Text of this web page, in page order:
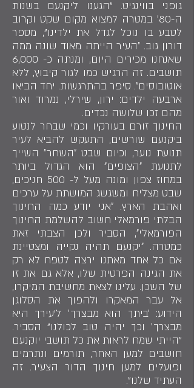
גופני בווינגיט. "הגענו ליקנעם בשנות
ה-80׳ במטרה למצוא מקום שקט וקרוב
לטבע בו נוכל לגדל את ילדינו", מספר
דורון גוב. ״העיר הייתה מאוד שונה ממה
שאנחנו מכירים היום, ומנתה כ- 6,000
תושבים. זה הרגיש כמו לגור קיבוץ, ללא
אוטובוסים״. סיפר בהתרגשות. יחד הביאו
ארבעה ילדים: ירון, שירלי, נמרוד ואור
מהם זכו שלושה נכדים.
החינוך זורם בעורקיו וכמי שבחר לנטוע
ביקנעם שורשים, התעקש להביא לעיר
תנועת נוער, וכיום שבט ״השחר״ השייך
לתנועת ״הצופים״ הוא הגדול ביותר
במחוז צפון ומונה מעל ל- 500 חניכים,
שבט מצליח ומשגשג המושתת על ערכים
ואהבת הארץ. ״אני יודע כמה החינוך
הבלתי פורמאלי חשוב להשלמת החינוך
הפורמאלי״, הסביר ולכן הצבתי זאת
כמטרה. ״יקנעם תהיה נקייה ומצטיינת
אם כל אחד מאתנו ירצה לטפח לא רק
את הגינה הפרטית שלו, אלא גם את זו
של השכן. עלינו לצאת מחשיבת המיקרו,
אל עבר המאקרו ולהפוך את הסלוגן
הידוע: ׳ביתך הוא מבצרך׳ ל'עירך היא
מבצרך׳ וכך יהיה טוב לכולנו" הסביר.
"הייתי שמח לראות את כל תושבי יוקנעם
חושבים למען האחר, תורמים ונתרמים
ופועלים למען חינוך הדור הצעיר. זה
העתיד שלנו".